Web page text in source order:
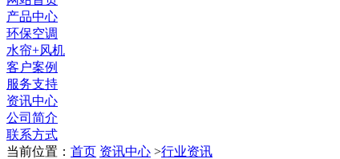
产品中心
环保空调
水帘+风机
客户案例
服务支持
资讯中心
公司简介
联系方式
当前位置： 首页 资讯中心 >行业资讯